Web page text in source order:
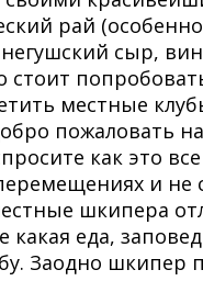
рай
сыр,
стоит
местные
пожаловать
как это
и
шкипера
еда,
Заодно шкипер